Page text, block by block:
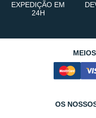
EXPEDIÇÃO EM
24H
OS